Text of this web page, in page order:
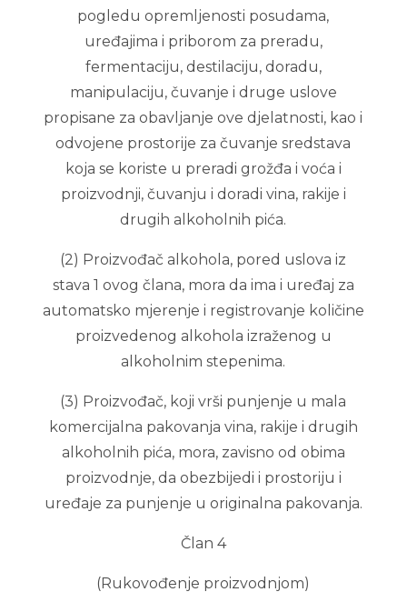
pogledu opremljenosti posudama,
uređajima i priborom za preradu,
fermentaciju, destilaciju, doradu,
manipulaciju, čuvanje i druge uslove
propisane za obavljanje ove djelatnosti, kao i
odvojene prostorije za čuvanje sredstava
koja se koriste u preradi grožđa i voća i
proizvodnji, čuvanju i doradi vina, rakije i
drugih alkoholnih pića.
(2) Proizvođač alkohola, pored uslova iz
stava 1 ovog člana, mora da ima i uređaj za
automatsko mjerenje i registrovanje količine
proizvedenog alkohola izraženog u
alkoholnim stepenima.
(3) Proizvođač, koji vrši punjenje u mala
komercijalna pakovanja vina, rakije i drugih
alkoholnih pića, mora, zavisno od obima
proizvodnje, da obezbijedi i prostoriju i
uređaje za punjenje u originalna pakovanja.
Član 4
(Rukovođenje proizvodnjom)